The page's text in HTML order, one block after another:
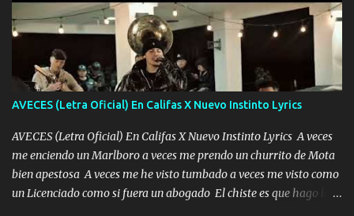
para dar ya estando en tu ciudad no habrá quien lo detenga si las
copas van de más vayamos a un lugar y cerremos las puertas
Entre alcohol y besos se va incrementado el Fuego en esa
habitación ya no mires más el reloj Única por donde vas me curas
tú mi mal moviendo tu silueta no hay otra que te sea igual te ves
tan especial por eso es que me tientas Aquí estoy no dejaré que se
te acerque nadie porque solo yo tendre el candado 🔒 del a...
AVECES (Letra Oficial) En Califas X Nuevo Instinto Lyrics
AVECES (Letra Oficial) En Califas X Nuevo Instinto Lyrics A veces
me enciendo un Marlboro a veces me prendo un churrito de Mota
bien apestosa A veces me he visto tumbado a veces me visto como
un Licenciado como si fuera un abogado El chiste es que hago lo